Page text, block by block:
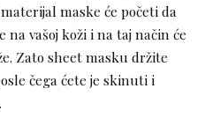
maske će početi da
na vašoj koži i na taj način će
Zato sheet masku držite
čega ćete je skinuti i